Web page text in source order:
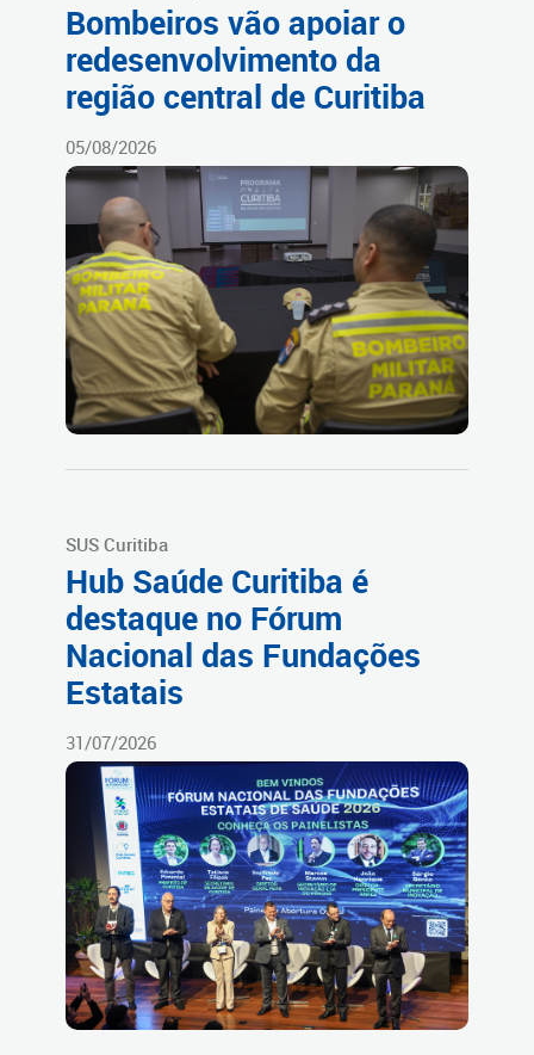
Bombeiros vão apoiar o
redesenvolvimento da
região central de Curitiba
05/08/2026
SUS Curitiba
Hub Saúde Curitiba é
destaque no Fórum
Nacional das Fundações
Estatais
31/07/2026